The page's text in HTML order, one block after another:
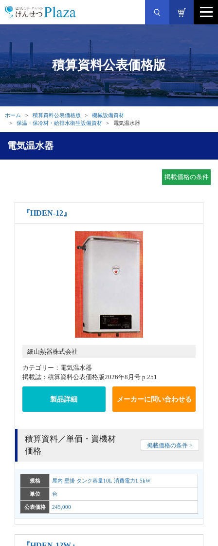
積算資料公表価格版
ホーム 積算資料公表価格版
機械設備資材
保温・保冷材・給排水衛生設備資材
電気温水器
電気温水器
掲載価格の条件
『HDEN-12』
細山熱器株式会社
カテゴリー：電気温水器
掲載誌：積算資料公表価格版2026年8月号 p.251
製品詳細 メーカーに問い合わせる
積算資料／単価・資機材
価格
掲載価格の条件 >
規格 屋内 壁掛 タンク容量10L 消費電力1.5kW
単位 台
公表価格 245,000